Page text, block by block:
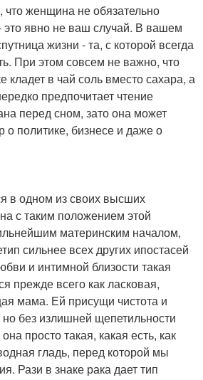
что женщина не обязательно
явно не ваш случай. В вашем
жизни - та, с которой всегда
При этом совсем не важно, что
кладет в чай соль вместо сахара, а
предпочитает чтение
перед сном, зато она может
о политике, бизнесе и даже о
в одном из своих высших
с таким положением этой
материнским началом,
сильнее всех других ипостасей
и интимной близости такая
прежде всего как ласковая,
мама. Ей присущи чистота и
но без излишней щепетильности
просто такая, какая есть, как
гладь, перед которой мы
Рази в знаке рака дает тип